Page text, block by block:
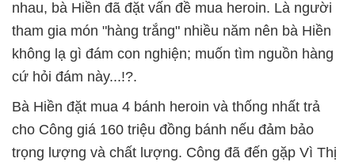
nhau, bà Hiền đã đặt vấn đề mua heroin. Là người
tham gia món "hàng trắng" nhiều năm nên bà Hiền
không lạ gì đám con nghiện; muốn tìm nguồn hàng
cứ hỏi đám này...!?.
Bà Hiền đặt mua 4 bánh heroin và thống nhất trả
cho Công giá 160 triệu đồng bánh nếu đảm bảo
trọng lượng và chất lượng. Công đã đến gặp Vì Thị